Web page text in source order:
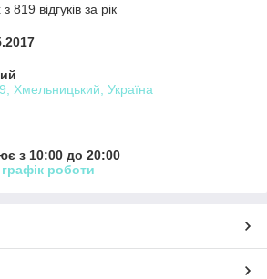
819 відгуків за рік
9, Хмельницький, Україна
з 10:00 до 20:00
роботи